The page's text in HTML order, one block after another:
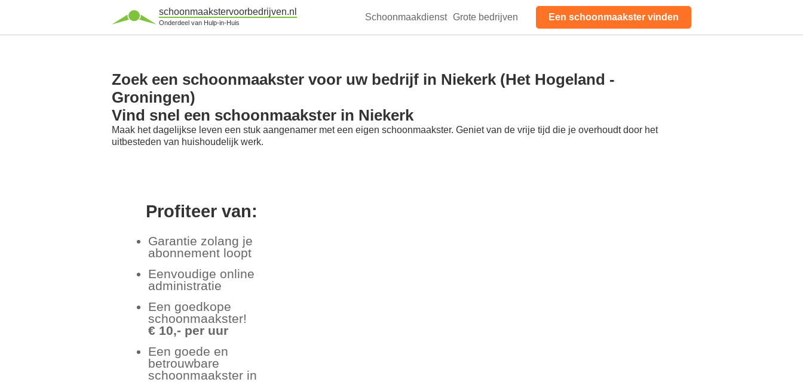
schoonmaakstervoorbedrijven.nl
Onderdeel van Hulp-in-Huis
Schoonmaakdienst Grote bedrijven Een schoonmaakster vinden
Zoek een schoonmaakster voor uw bedrijf in Niekerk (Het Hogeland -
Groningen)
Vind snel een schoonmaakster in Niekerk
Maak het dagelijkse leven een stuk aangenamer met een eigen schoonmaakster. Geniet van de vrije tijd die je overhoudt door het
uitbesteden van huishoudelijk werk.
Profiteer van:
Garantie zolang je
abonnement loopt
Eenvoudige online
administratie
Een goedkope
schoonmaakster!
€ 10,- per uur
Een goede en
betrouwbare
schoonmaakster in